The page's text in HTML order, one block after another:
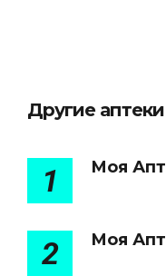
Другие
1 Моя
2 Моя